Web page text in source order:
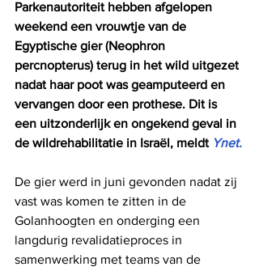
Parkenautoriteit hebben afgelopen
weekend een vrouwtje van de
Egyptische gier (Neophron
percnopterus) terug in het wild uitgezet
nadat haar poot was geamputeerd en
vervangen door een prothese. Dit is
een uitzonderlijk en ongekend geval in
de wildrehabilitatie in Israël, meldt Ynet.
De gier werd in juni gevonden nadat zij
vast was komen te zitten in de
Golanhoogten en onderging een
langdurig revalidatieproces in
samenwerking met teams van de